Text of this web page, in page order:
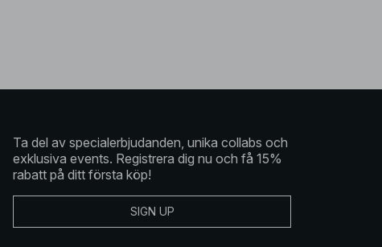
Ta del av specialerbjudanden, unika collabs och
exklusiva events. Registrera dig nu och få 15%
rabatt på ditt första köp!
SIGN UP